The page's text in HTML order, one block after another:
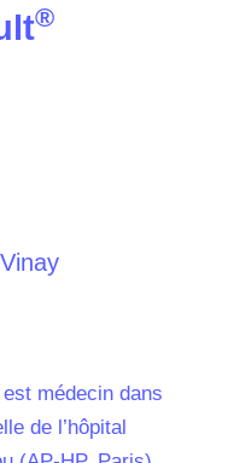
®
médecin dans
de l’hôpital